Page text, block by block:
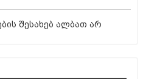
შესახებ ალბათ არ